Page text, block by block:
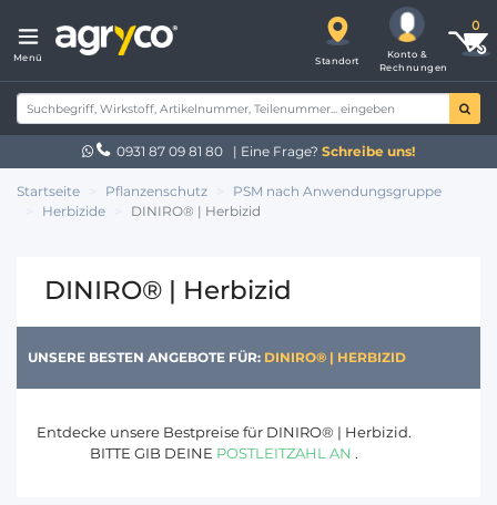
Menü Standort
Konto &
Rechnungen
0931 87 09 81 80 | Eine Frage? Schreibe uns!
Startseite Pflanzenschutz
PSM nach Anwendungsgruppe
Herbizide
DINIRO® | Herbizid
DINIRO® | Herbizid
UNSERE BESTEN ANGEBOTE FÜR: DINIRO® | HERBIZID
Entdecke unsere Bestpreise für DINIRO® | Herbizid.
BITTE GIB DEINE POSTLEITZAHL AN .